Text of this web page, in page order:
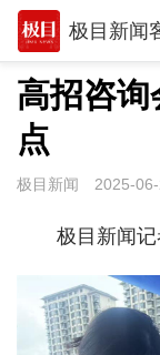
极目新闻
推荐
观点
时政
世相
高招咨
点
极目新闻 2025-
极目新闻